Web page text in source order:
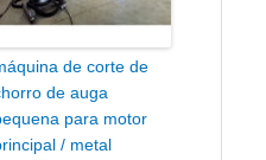
de corte de
de auga
para motor
/ metal